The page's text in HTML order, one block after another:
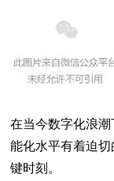
在当今数字化浪
能化水平有着迫
键时刻。